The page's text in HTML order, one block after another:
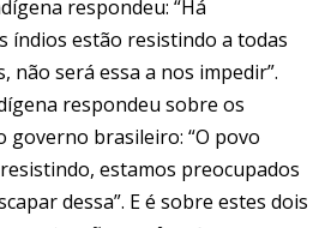
respondeu: “Há
índios estão resistindo a todas
não será essa a nos impedir”.
respondeu sobre os
governo brasileiro: “O povo
estamos preocupados
dessa”. E é sobre estes dois